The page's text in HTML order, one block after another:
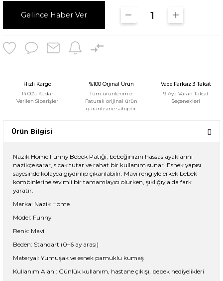
Gelince Haber Ver
Hızlı Kargo
14:00'a Kadar
Verilen Siparişler
%100 Orjinal Ürün
Tüm ürünlerimiz
Faturalı orijinal ürün
garantisine sahiptir.
Vade Farksız 3 Taksit
9 Aya Varan Taksit
Seçenekleri
Ürün Bilgisi
Nazik Home Funny Bebek Patiği, bebeğinizin hassas ayaklarını
nazikçe sarar, sıcak tutar ve rahat bir kullanım sunar. Esnek yapısı
sayesinde kolayca giydirilip çıkarılabilir. Mavi rengiyle erkek bebek
kombinlerine sevimli bir tamamlayıcı olurken, şıklığıyla da fark
yaratır.
Marka: Nazik Home
Model: Funny
Renk: Mavi
Beden: Standart (0–6 ay arası)
Materyal: Yumuşak ve esnek pamuklu kumaş
Kullanım Alanı: Günlük kullanım, hastane çıkışı, bebek hediyelikleri